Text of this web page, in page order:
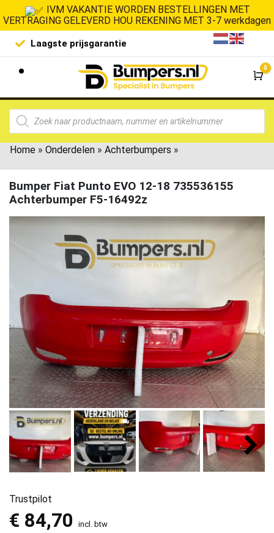
IVM VAKANTIE WORDEN BESTELLINGEN MET
VERTRAGING GELEVERD HOU REKENING MET 3-7 werkdagen
Laagste prijsgarantie De
0
Home » Onderdelen » Achterbumpers »
Bumper Fiat Punto EVO 12-18 735536155
Achterbumper F5-16492z
Trustpilot
€ 84,70 incl. btw